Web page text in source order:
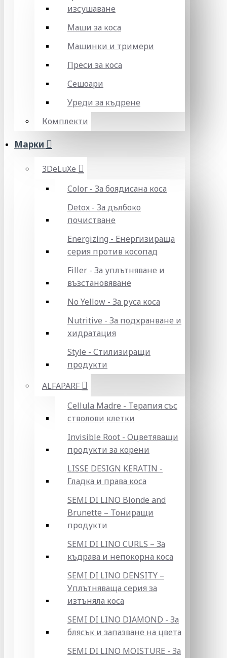
изсушаване
Маши за коса
Машинки и тримери
Преси за коса
Сешоари
Уреди за къдрене
Комплекти
Марки
3DeLuXe
Color - За боядисана коса
Detox - За дълбоко
почистване
Energizing - Енергизираща
серия против косопад
Filler - За уплътняване и
възстановяване
No Yellow - За руса коса
Nutritive - За подхранване и
хидратация
Style - Стилизиращи
продукти
ALFAPARF
Cellula Madre - Терапия със
стволови клетки
Invisible Root - Оцветяващи
продукти за корени
LISSE DESIGN KERATIN -
Гладка и права коса
SEMI DI LINO Blonde and
Brunette – Тониращи
продукти
SEMI DI LINO CURLS – За
къдрава и непокорна коса
SEMI DI LINO DENSITY –
Уплътняваща серия за
изтъняла коса
SEMI DI LINO DIAMOND - За
блясък и запазване на цвета
SEMI DI LINO MOISTURE - За